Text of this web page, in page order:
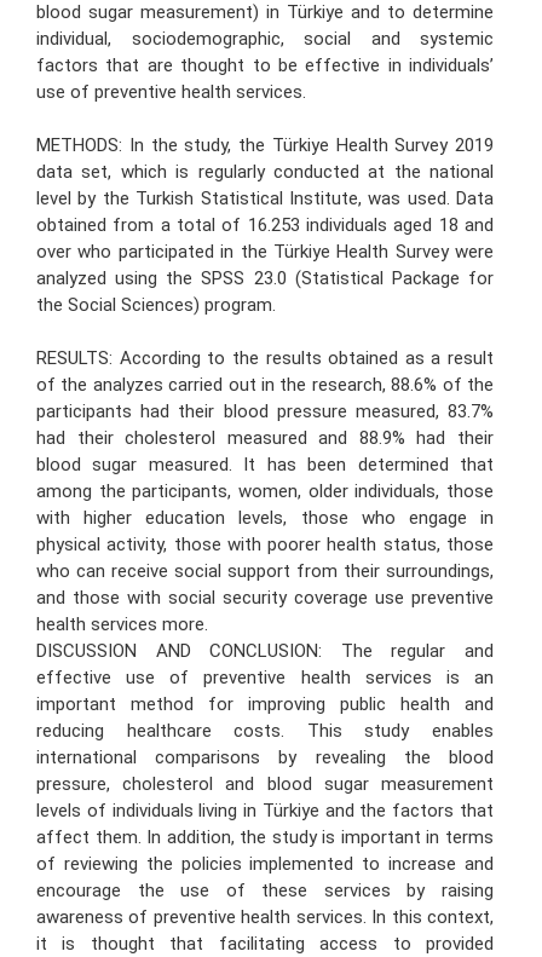
blood sugar measurement) in Türkiye and to determine
individual, sociodemographic, social and systemic
factors that are thought to be effective in individuals’
use of preventive health services.
METHODS: In the study, the Türkiye Health Survey 2019
data set, which is regularly conducted at the national
level by the Turkish Statistical Institute, was used. Data
obtained from a total of 16.253 individuals aged 18 and
over who participated in the Türkiye Health Survey were
analyzed using the SPSS 23.0 (Statistical Package for
the Social Sciences) program.
RESULTS: According to the results obtained as a result
of the analyzes carried out in the research, 88.6% of the
participants had their blood pressure measured, 83.7%
had their cholesterol measured and 88.9% had their
blood sugar measured. It has been determined that
among the participants, women, older individuals, those
with higher education levels, those who engage in
physical activity, those with poorer health status, those
who can receive social support from their surroundings,
and those with social security coverage use preventive
health services more.
DISCUSSION AND CONCLUSION: The regular and
effective use of preventive health services is an
important method for improving public health and
reducing healthcare costs. This study enables
international comparisons by revealing the blood
pressure, cholesterol and blood sugar measurement
levels of individuals living in Türkiye and the factors that
affect them. In addition, the study is important in terms
of reviewing the policies implemented to increase and
encourage the use of these services by raising
awareness of preventive health services. In this context,
it is thought that facilitating access to provided